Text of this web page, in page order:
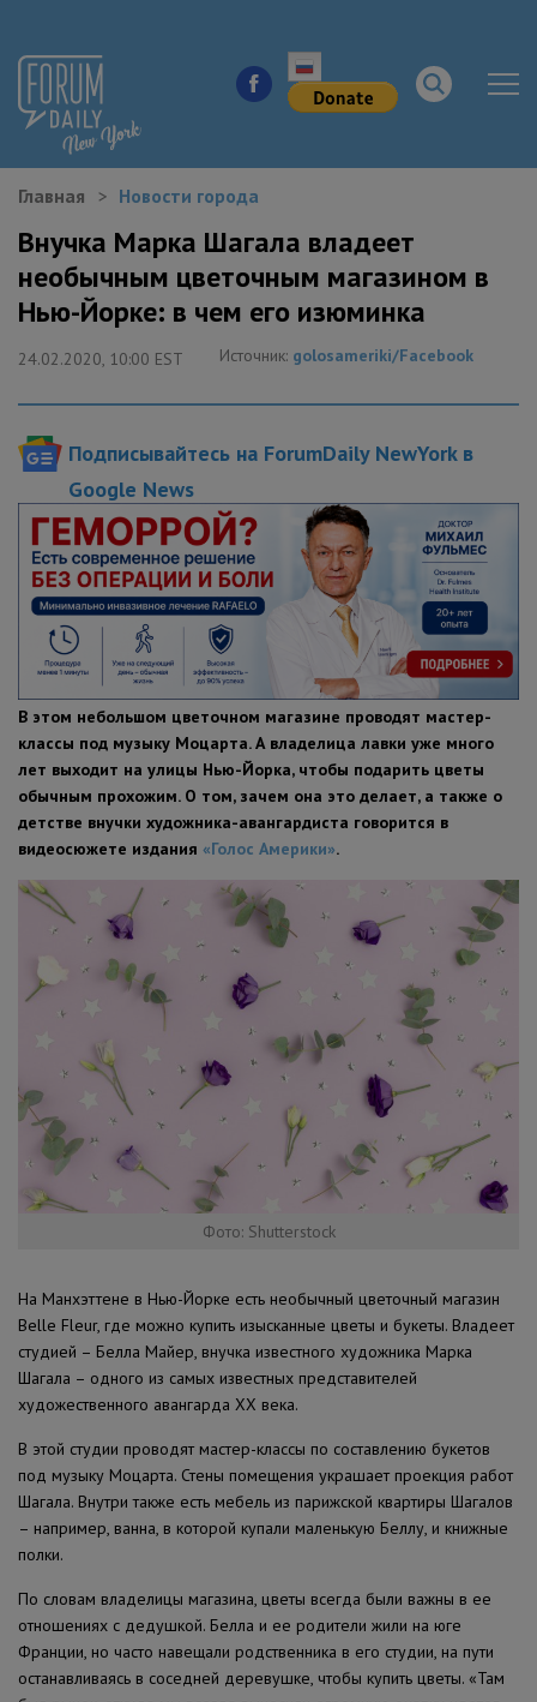
КУДА ПОЙТИ В ГОРОДЕ
ЖИЛЬЕ
ОБРАЗОВАНИЕ
ПОЛЕЗНЫЕ СОВЕТЫ
Главная Новости города
Внучка Марка Шагала владеет
необычным цветочным магазином в
Нью-Йорке: в чем его изюминка
24.02.2020, 10:00 EST Источник: golosameriki/Facebook
Подписывайтесь на ForumDaily NewYork в
Google News
В этом небольшом цветочном магазине проводят мастер-
классы под музыку Моцарта. А владелица лавки уже много
лет выходит на улицы Нью-Йорка, чтобы подарить цветы
обычным прохожим. О том, зачем она это делает, а также о
детстве внучки художника-авангардиста говорится в
видеосюжете издания «Голос Америки».
Фото: Shutterstock
На Манхэттене в Нью-Йорке есть необычный цветочный магазин
Belle Fleur, где можно купить изысканные цветы и букеты. Владеет
студией – Белла Майер, внучка известного художника Марка
Шагала – одного из самых известных представителей
художественного авангарда XX века.
В этой студии проводят мастер-классы по составлению букетов
под музыку Моцарта. Стены помещения украшает проекция работ
Шагала. Внутри также есть мебель из парижской квартиры Шагалов
– например, ванна, в которой купали маленькую Беллу, и книжные
полки.
По словам владелицы магазина, цветы всегда были важны в ее
отношениях с дедушкой. Белла и ее родители жили на юге
Франции, но часто навещали родственника в его студии, на пути
останавливаясь в соседней деревушке, чтобы купить цветы. «Там